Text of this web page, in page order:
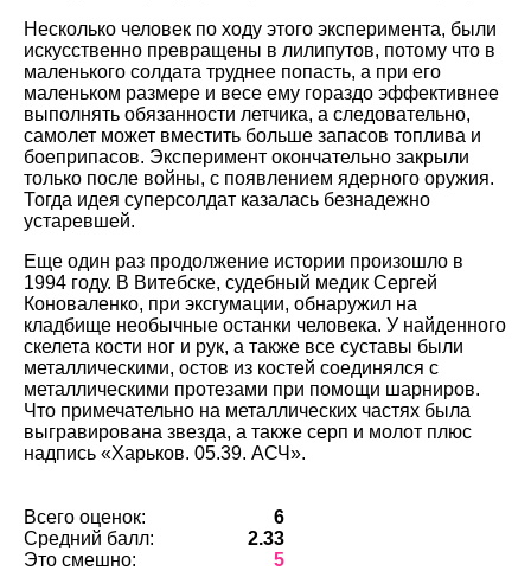
Несколько человек по ходу этого эксперимента, были
искусственно превращены в лилипутов, потому что в
маленького солдата труднее попасть, а при его
маленьком размере и весе ему гораздо эффективнее
выполнять обязанности летчика, а следовательно,
самолет может вместить больше запасов топлива и
боеприпасов. Эксперимент окончательно закрыли
только после войны, с появлением ядерного оружия.
Тогда идея суперсолдат казалась безнадежно
устаревшей.
Еще один раз продолжение истории произошло в
1994 году. В Витебске, судебный медик Сергей
Коноваленко, при эксгумации, обнаружил на
кладбище необычные останки человека. У найденного
скелета кости ног и рук, а также все суставы были
металлическими, остов из костей соединялся с
металлическими протезами при помощи шарниров.
Что примечательно на металлических частях была
выгравирована звезда, а также серп и молот плюс
надпись «Харьков. 05.39. АСЧ».
Всего оценок:
6
Средний балл:
2.33
Это смешно:
5